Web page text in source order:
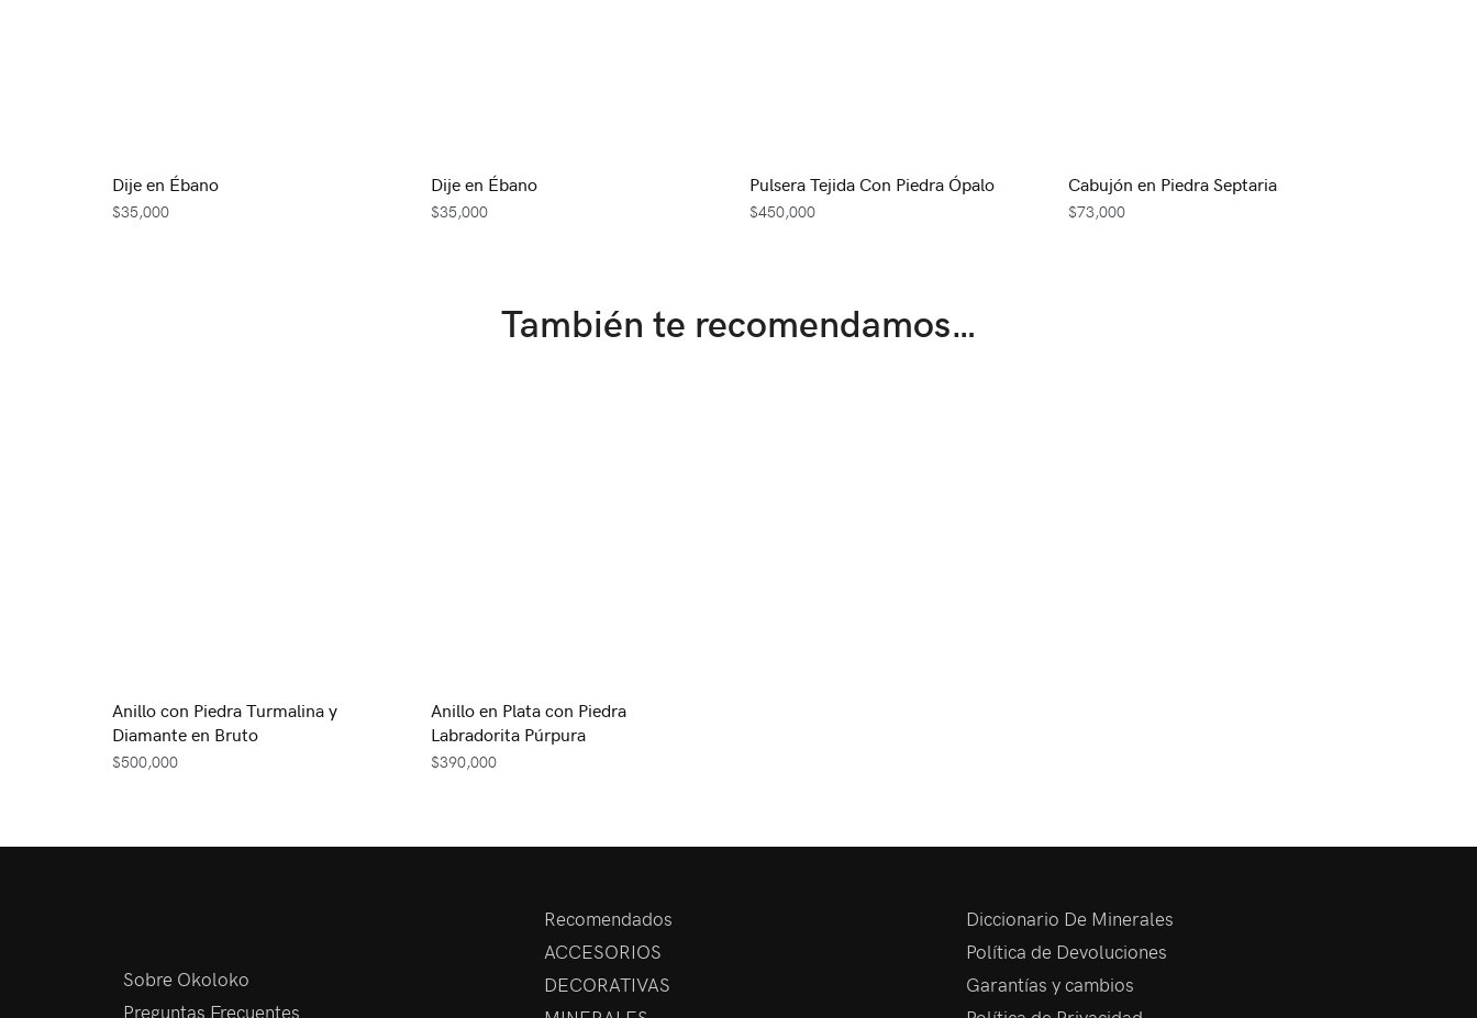
Dije en Ébano
$35,000
Dije en Ébano
$35,000
Pulsera Tejida Con Piedra Ópalo
$450,000
Cabujón en Piedra Septaria
$73,000
También te recomendamos…
Anillo con Piedra Turmalina y
Diamante en Bruto
$500,000
Anillo en Plata con Piedra
Labradorita Púrpura
$390,000
Sobre Okoloko
Preguntas Frecuentes
Recomendados
ACCESORIOS
DECORATIVAS
Diccionario De Minerales
Política de Devoluciones
Garantías y cambios